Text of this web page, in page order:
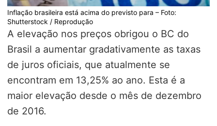
Inflação brasileira está acima do previsto para – Foto:
Shutterstock / Reprodução
A elevação nos preços obrigou o BC do
Brasil a aumentar gradativamente as taxas
de juros oficiais, que atualmente se
encontram em 13,25% ao ano. Esta é a
maior elevação desde o mês de dezembro
de 2016.